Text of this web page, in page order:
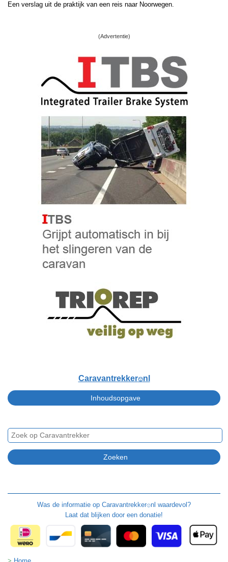
Een verslag uit de praktijk van een reis naar Noorwegen.
(Advertentie)
Caravantrekker🙂nl
Was de informatie op Caravantrekker🙂nl waardevol?
Laat dat blijken door een donatie!